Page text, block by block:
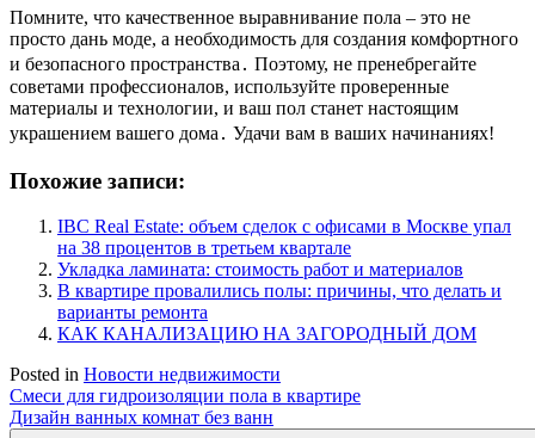
Помните, что качественное выравнивание пола – это не
просто дань моде, а необходимость для создания комфортного
и безопасного пространства․ Поэтому, не пренебрегайте
советами профессионалов, используйте проверенные
материалы и технологии, и ваш пол станет настоящим
украшением вашего дома․ Удачи вам в ваших начинаниях!
Похожие записи:
IBC Real Estate: объем сделок с офисами в Москве упал
на 38 процентов в третьем квартале
Укладка ламината: стоимость работ и материалов
В квартире провалились полы: причины, что делать и
варианты ремонта
КАК КАНАЛИЗАЦИЮ НА ЗАГОРОДНЫЙ ДОМ
Posted in Новости недвижимости
Навигация
Смеси для гидроизоляции пола в квартире
Дизайн ванных комнат без ванн